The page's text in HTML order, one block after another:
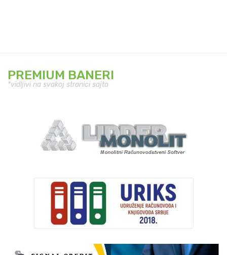
PREMIUM BANERI
*vidljivi na svakoj stranici sajta